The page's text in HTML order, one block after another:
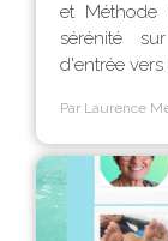
et Méthode
sérénité
d'entrée vers
Par Laurence